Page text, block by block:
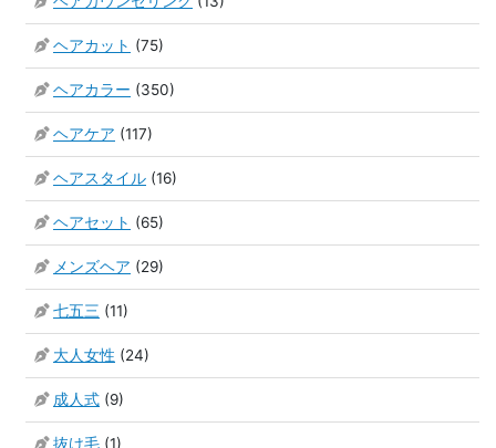
ヘアカット (75)
ヘアカラー (350)
ヘアケア (117)
ヘアスタイル (16)
ヘアセット (65)
メンズヘア (29)
七五三 (11)
大人女性 (24)
成人式 (9)
抜け毛 (1)